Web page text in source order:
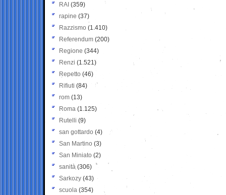
RAI (359)
rapine (37)
Razzismo (1.410)
Referendum (200)
Regione (344)
Renzi (1.521)
Repetto (46)
Rifiuti (84)
rom (13)
Roma (1.125)
Rutelli (9)
san gottardo (4)
San Martino (3)
San Miniato (2)
sanità (306)
Sarkozy (43)
scuola (354)